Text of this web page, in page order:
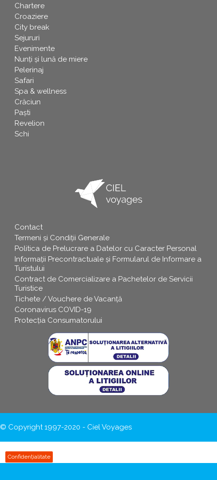
Chartere
Croaziere
City break
Sejururi
Evenimente
Nunți și lună de miere
Pelerinaj
Safari
Spa & wellness
Crăciun
Paşti
Revelion
Schi
info
Contact
Termeni și Condiții Generale
Politica de Prelucrare a Datelor cu Caracter Personal
Informații Precontractuale și Formularul de Informare a
Turistului
Contract de Comercializare a Pachetelor de Servicii
Turistice
Tichete / Vouchere de Vacanță
Coronavirus COVID-19
Protecția Consumatorului
© Copyright 1997-2020 - Ciel Voyages
Confidențialitate